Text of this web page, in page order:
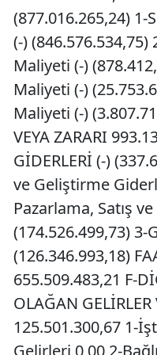
(877.016.265,24)
(-) (846.576.534,75)
Maliyeti (-)
Maliyeti (-)
Maliyeti (-)
VEYA ZARARI
GİDERLERİ (-)
ve Geliştirme
Pazarlama, Satış
(174.526.499,73)
(126.346.993,18)
655.509.483,21 F-
OLAĞAN GELİRLER
125.501.300,67 1-